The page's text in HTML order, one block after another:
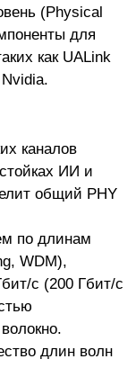
(Physical
для
как UALink
каналов
ИИ и
общий PHY
по длинам
WDM),
с (200 Гбит/с
длин волн